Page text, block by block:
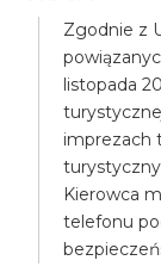
Zgodnie z
listopada
imprezach
Kierowca
telefonu